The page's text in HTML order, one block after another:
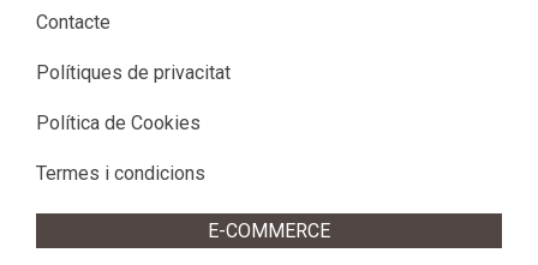
Contacte
Polítiques de privacitat
Política de Cookies
Termes i condicions
E-COMMERCE